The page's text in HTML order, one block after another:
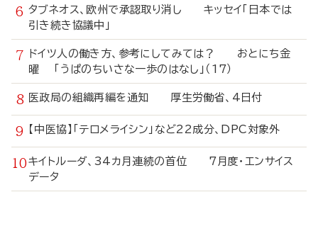
タブネオス、欧州で承認取り消し キッセイ「日本では
引き続き協議中」
ドイツ人の働き方、参考にしてみては？ おとにち金
曜 「うぱのちいさな一歩のはなし」（17）
医政局の組織再編を通知 厚生労働省、4日付
【中医協】「テロメライシン」など22成分、DPC対象外
キイトルーダ、34カ月連続の首位 7月度・エンサイス
データ